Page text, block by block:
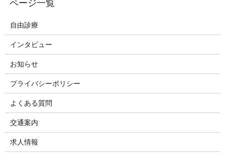
自由診療
インタビュー
お知らせ
プライバシーポリシー
よくある質問
交通案内
求人情報